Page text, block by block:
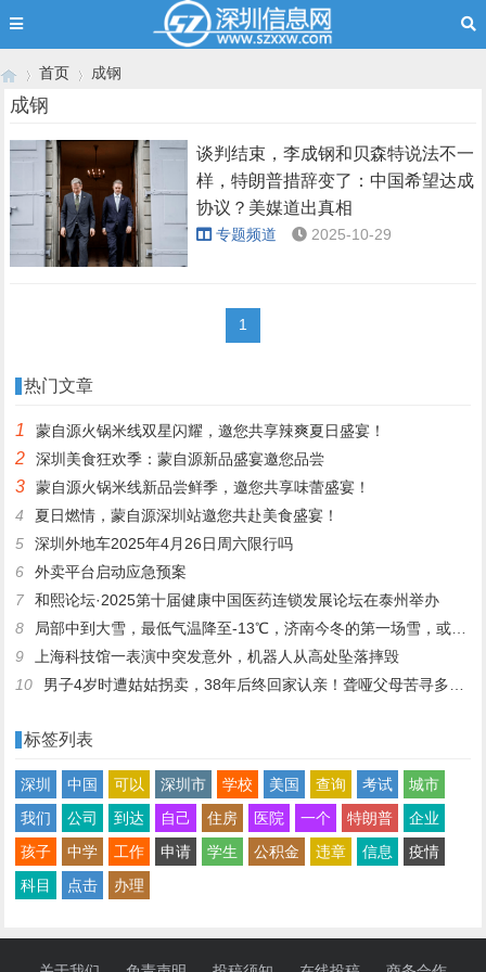
首页 成钢
成钢
谈判结束，李成钢和贝森特说法不一
样，特朗普措辞变了：中国希望达成
协议？美媒道出真相
专题频道 2025-10-29
1
热门文章
1 蒙自源火锅米线双星闪耀，邀您共享辣爽夏日盛宴！
2 深圳美食狂欢季：蒙自源新品盛宴邀您品尝
3
蒙自源火锅米线新品尝鲜季，邀您共享味蕾盛宴！
4
夏日燃情，蒙自源深圳站邀您共赴美食盛宴！
5
深圳外地车2025年4月26日周六限行吗
6
外卖平台启动应急预案
7
和熙论坛·2025第十届健康中国医药连锁发展论坛在泰州举办
8
局部中到大雪，最低气温降至-13℃，济南今冬的第一场雪，或跟去年同一时间！
9
上海科技馆一表演中突发意外，机器人从高处坠落摔毁
10
男子4岁时遭姑姑拐卖，38年后终回家认亲！聋哑父母苦寻多年，母亲已抱憾离世丨红星寻人
标签列表
深圳 中国 可以 深圳市 学校 美国 查询 考试
城市
我们
公司 到达 自己 住房 医院 一个 特朗普
企业
孩子
中学 工作 申请 学生 公积金 违章 信息
疫情
科目
点击 办理